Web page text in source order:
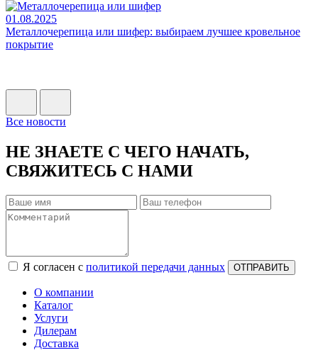
01.08.2025
Металлочерепица или шифер: выбираем лучшее кровельное
покрытие
Все новости
НЕ ЗНАЕТЕ С ЧЕГО НАЧАТЬ,
СВЯЖИТЕСЬ С НАМИ
Я согласен с политикой передачи данных ОТПРАВИТЬ
О компании
Каталог
Услуги
Дилерам
Доставка